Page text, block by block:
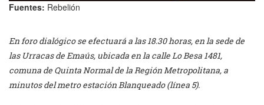
Fuentes: Rebelión
En foro dialógico se efectuará a las 18.30 horas, en la sede de
las Urracas de Emaús, ubicada en la calle Lo Besa 1481,
comuna de Quinta Normal de la Región Metropolitana, a
minutos del metro estación Blanqueado (línea 5).